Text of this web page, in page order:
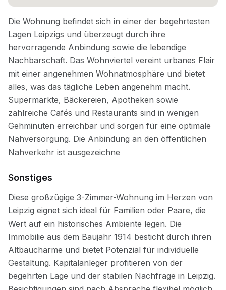
Sonstiges